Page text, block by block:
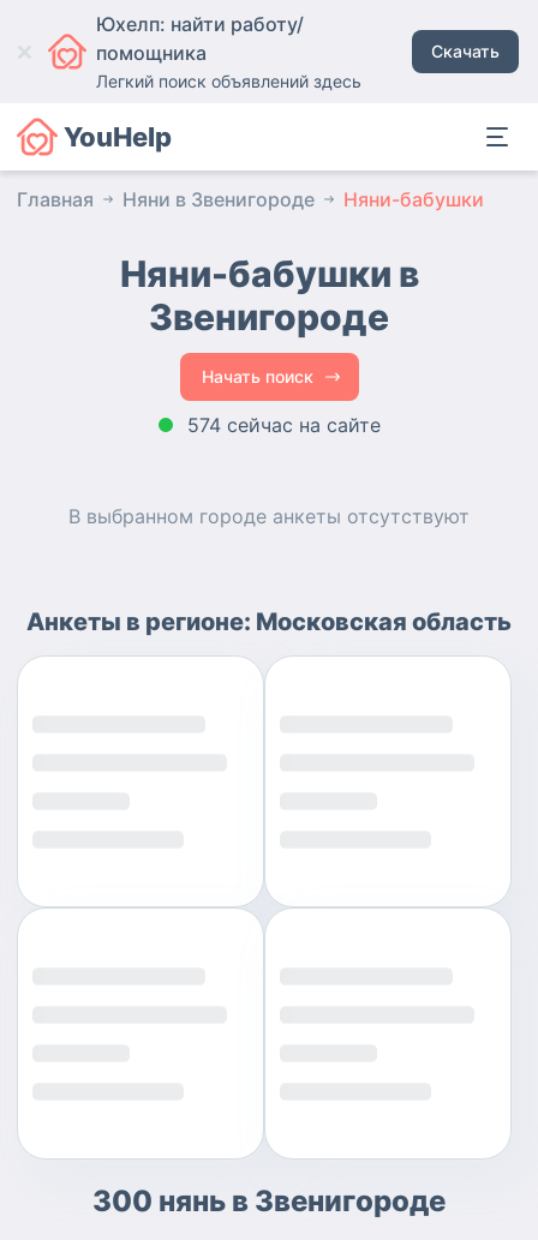
Юхелп: найти работу/
помощника
Легкий поиск объявлений здесь
Скачать
YouHelp
Главная Няни в Звенигороде Няни-бабушки
Няни-бабушки в
Звенигороде
Начать поиск
574 сейчас на сайте
В выбранном городе анкеты отсутствуют
Анкеты в регионе: Московская область
300 нянь в Звенигороде